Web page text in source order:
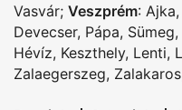
Vasvár; Veszprém: Ajka,
Devecser, Pápa, Sümeg,
Hévíz, Keszthely, Lenti,
Zalaegerszeg, Zalakaros